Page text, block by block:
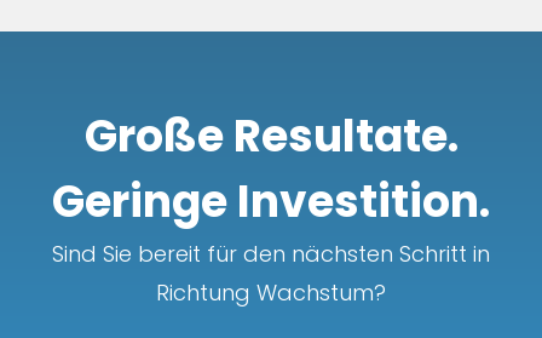
Große Resultate.
Geringe Investition.
Sind Sie bereit für den nächsten Schritt in
Richtung Wachstum?